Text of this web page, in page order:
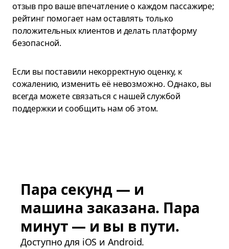
отзыв про ваше впечатление о каждом пассажире;
рейтинг помогает нам оставлять только
положительных клиентов и делать платформу
безопасной.
Если вы поставили некорректную оценку, к
сожалению, изменить её невозможно. Однако, вы
всегда можете связаться с нашей службой
поддержки и сообщить нам об этом.
Пара секунд — и
машина заказана. Пара
минут — и вы в пути.
Доступно для iOS и Android.